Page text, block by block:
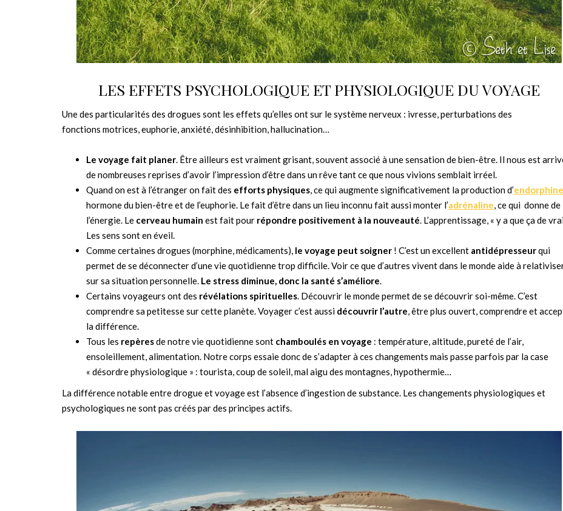
LES EFFETS PSYCHOLOGIQUE ET PHYSIOLOGIQUE DU VOYAGE
Une des particularités des drogues sont les effets qu’elles ont sur le système nerveux : ivresse, perturbations des
fonctions motrices, euphorie, anxiété, désinhibition, hallucination…
Le voyage fait planer. Être ailleurs est vraiment grisant, souvent associé à une sensation de bien-être. Il nous est
de nombreuses reprises d’avoir l’impression d’être dans un rêve tant ce que nous vivions semblait irréel.
Quand on est à l’étranger on fait des efforts physiques, ce qui augmente significativement la production d’endorphine
hormone du bien-être et de l’euphorie. Le fait d’être dans un lieu inconnu fait aussi monter l’adrénaline, ce qui donne de
l’énergie. Le cerveau humain est fait pour répondre positivement à la nouveauté. L’apprentissage, « y a que ça de
Les sens sont en éveil.
Comme certaines drogues (morphine, médicaments), le voyage peut soigner ! C’est un excellent antidépresseurqui
permet de se déconnecter d’une vie quotidienne trop difficile. Voir ce que d’autres vivent dans le monde aide à
sur sa situation personnelle. Le stress diminue, donc la santé s’améliore.
Certains voyageurs ont des révélations spirituelles. Découvrir le monde permet de se découvrir soi-même. C’est
comprendre sa petitesse sur cette planète. Voyager c’est aussi découvrir l’autre, être plus ouvert, comprendre et
la différence.
Tous les repèresde notre vie quotidienne sont chamboulés en voyage : température, altitude, pureté de l’air,
ensoleillement, alimentation. Notre corps essaie donc de s’adapter à ces changements mais passe parfois par la case
« désordre physiologique » : tourista, coup de soleil, mal aigu des montagnes, hypothermie…
La différence notable entre drogue et voyage est l’absence d’ingestion de substance. Les changements physiologiques et
psychologiques ne sont pas créés par des principes actifs.